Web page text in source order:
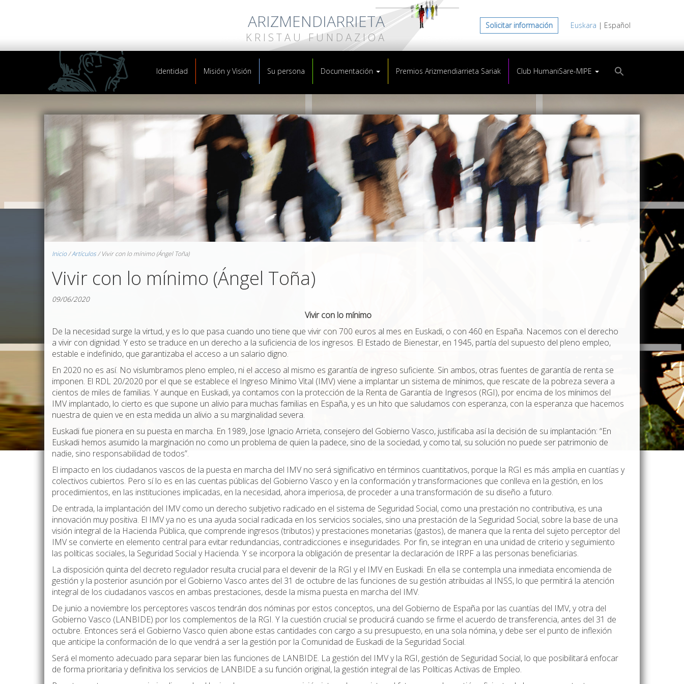
ARIZMENDIARRIETA
KRISTAU FUNDAZIOA
Solicitar información Euskara | Español
Identidad Misión y Visión Su persona Documentación Premios Arizmendiarrieta Sariak Club HumaniSare-MIPE
Inicio/Artículos/Vivir con lo mínimo (Ángel Toña)
Vivir con lo mínimo (Ángel Toña)
09/06/2020
Vivir con lo mínimo
De la necesidad surge la virtud, y es lo que pasa cuando uno tiene que vivir con 700 euros al mes en Euskadi, o con 460 en España. Nacemos con el derecho
a vivir con dignidad. Y esto se traduce en un derecho a la suficiencia de los ingresos. El Estado de Bienestar, en 1945, partía del supuesto del pleno empleo,
estable e indefinido, que garantizaba el acceso a un salario digno.
En 2020 no es así. No vislumbramos pleno empleo, ni el acceso al mismo es garantía de ingreso suficiente. Sin ambos, otras fuentes de garantía de renta se
imponen. El RDL 20/2020 por el que se establece el Ingreso Mínimo Vital (IMV) viene a implantar un sistema de mínimos, que rescate de la pobreza severa a
cientos de miles de familias. Y aunque en Euskadi, ya contamos con la protección de la Renta de Garantía de Ingresos (RGI), por encima de los mínimos del
IMV implantado, lo cierto es que supone un alivio para muchas familias en España, y es un hito que saludamos con esperanza, con la esperanza que hacemos
nuestra de quien ve en esta medida un alivio a su marginalidad severa.
Euskadi fue pionera en su puesta en marcha. En 1989, Jose Ignacio Arrieta, consejero del Gobierno Vasco, justificaba así la decisión de su implantación: “En
Euskadi hemos asumido la marginación no como un problema de quien la padece, sino de la sociedad, y como tal, su solución no puede ser patrimonio de
nadie, sino responsabilidad de todos”.
El impacto en los ciudadanos vascos de la puesta en marcha del IMV no será significativo en términos cuantitativos, porque la RGI es más amplia en cuantías y
colectivos cubiertos. Pero sí lo es en las cuentas públicas del Gobierno Vasco y en la conformación y transformaciones que conlleva en la gestión, en los
procedimientos, en las instituciones implicadas, en la necesidad, ahora imperiosa, de proceder a una transformación de su diseño a futuro.
De entrada, la implantación del IMV como un derecho subjetivo radicado en el sistema de Seguridad Social, como una prestación no contributiva, es una
innovación muy positiva. El IMV ya no es una ayuda social radicada en los servicios sociales, sino una prestación de la Seguridad Social, sobre la base de una
visión integral de la Hacienda Pública, que comprende ingresos (tributos) y prestaciones monetarias (gastos), de manera que la renta del sujeto perceptor del
IMV se convierte en elemento central para evitar redundancias, contradicciones e inseguridades. Por fin, se integran en una unidad de criterio y seguimiento
las políticas sociales, la Seguridad Social y Hacienda. Y se incorpora la obligación de presentar la declaración de IRPF a las personas beneficiarias.
La disposición quinta del decreto regulador resulta crucial para el devenir de la RGI y el IMV en Euskadi. En ella se contempla una inmediata encomienda de
gestión y la posterior asunción por el Gobierno Vasco antes del 31 de octubre de las funciones de su gestión atribuidas al INSS, lo que permitirá la atención
integral de los ciudadanos vascos en ambas prestaciones, desde la misma puesta en marcha del IMV.
De junio a noviembre los perceptores vascos tendrán dos nóminas por estos conceptos, una del Gobierno de España por las cuantías del IMV, y otra del
Gobierno Vasco (LANBIDE) por los complementos de la RGI. Y la cuestión crucial se producirá cuando se firme el acuerdo de transferencia, antes del 31 de
octubre. Entonces será el Gobierno Vasco quien abone estas cantidades con cargo a su presupuesto, en una sola nómina, y debe ser el punto de inflexión
que anticipe la conformación de lo que vendrá a ser la gestión por la Comunidad de Euskadi de la Seguridad Social.
Será el momento adecuado para separar bien las funciones de LANBIDE. La gestión del IMV y la RGI, gestión de Seguridad Social, lo que posibilitará enfocar
de forma prioritaria y definitiva los servicios de LANBIDE a su función original, la gestión integral de las Políticas Activas de Empleo.